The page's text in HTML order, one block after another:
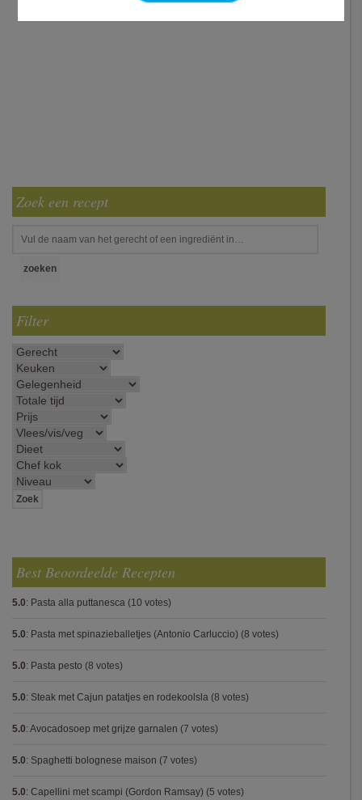
Zoek een recept
Filter
Best Beoordeelde Recepten
5.0: Pasta alla puttanesca (10 votes)
5.0: Pasta met spinazieballetjes (Antonio Carluccio) (8 votes)
5.0: Pasta pesto (8 votes)
5.0: Steak met Cajun patatjes en rodekoolsla (8 votes)
5.0: Avocadosoep met grijze garnalen (7 votes)
5.0: Spaghetti bolognese maison (7 votes)
5.0: Capellini met scampi (Gordon Ramsay) (5 votes)